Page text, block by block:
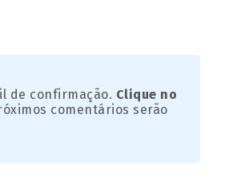
de confirmação. Clique no
comentários serão